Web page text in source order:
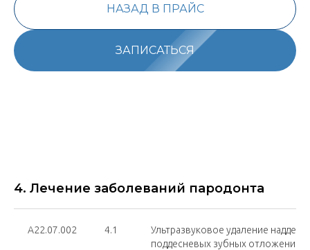
НАЗАД В ПРАЙС
ЗАПИСАТЬСЯ
4. Лечение заболеваний пародонта
А22.07.002 4.1
Ультразвуковое удаление
поддесневых зубных отложений в